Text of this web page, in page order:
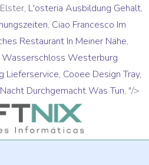
L'osteria Ausbildung Gehalt,
, Ciao Francesco Im
Restaurant In Meiner Nähe,
Wasserschloss Westerburg
Lieferservice, Cooee Design Tray,
Nacht Durchgemacht Was Tun, "/>